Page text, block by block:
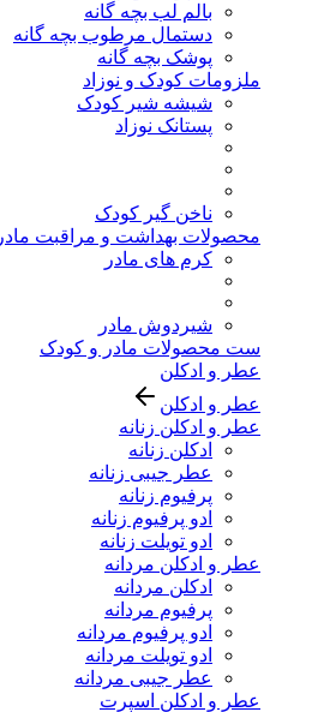
بالم لب بچه گانه
دستمال مرطوب بچه گانه
پوشک بچه گانه
ملزومات کودک و نوزاد
شیشه شیر کودک
پستانک نوزاد
ناخن گیر کودک
محصولات بهداشت و مراقبت مادر
کرم های مادر
شیردوش مادر
ست محصولات مادر و کودک
عطر و ادکلن
عطر و ادکلن
عطر و ادکلن زنانه
ادکلن زنانه
عطر جیبی زنانه
پرفیوم زنانه
ادو پرفیوم زنانه
ادو تویلت زنانه
عطر و ادکلن مردانه
ادکلن مردانه
پرفیوم مردانه
ادو پرفیوم مردانه
ادو تویلت مردانه
عطر جیبی مردانه
عطر و ادکلن اسپرت